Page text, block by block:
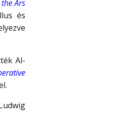
Ars
és
Al-